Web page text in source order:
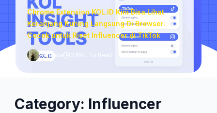
Chrome Extension KOL.ID Kini Bisa Lihat
Keranjang Kuning Langsung Di Browser.
Cocok untuk Riset Influencer di TikTok
Permata 3 Min. To Read
Category: Influencer